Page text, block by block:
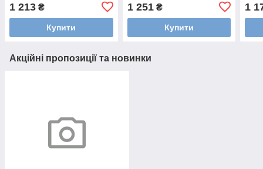
1 213 ₴
Купити
1 251₴
Купити
1
Акційні пропозиції та новинки